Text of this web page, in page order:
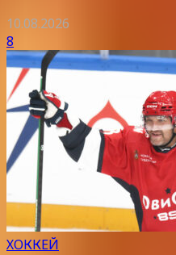
10.08.2026
8
ХОККЕЙ